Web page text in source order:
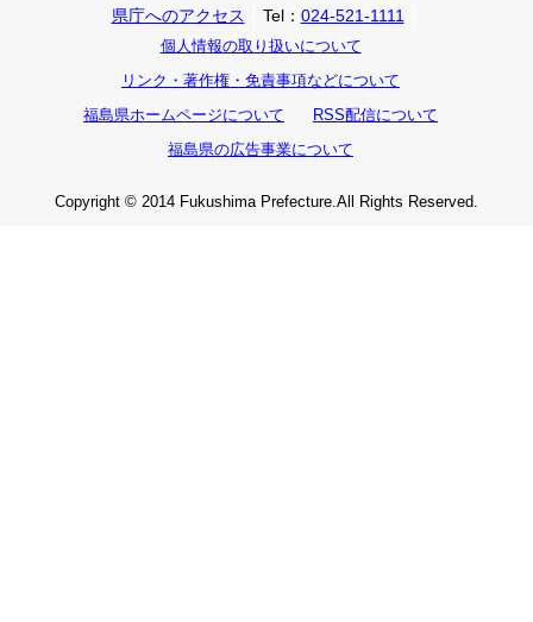
県庁へのアクセス Tel： 024-521-1111
個人情報の取り扱いについて
リンク・著作権・免責事項などについて
福島県ホームページについて
RSS配信について
福島県の広告事業について
Copyright © 2014 Fukushima Prefecture.All Rights Reserved.